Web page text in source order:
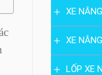
XE
XE
LỐP XE